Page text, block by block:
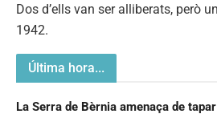
Dos d’ells van ser alliberats, però
1942.
Última hora...
La Serra de Bèrnia amenaça de